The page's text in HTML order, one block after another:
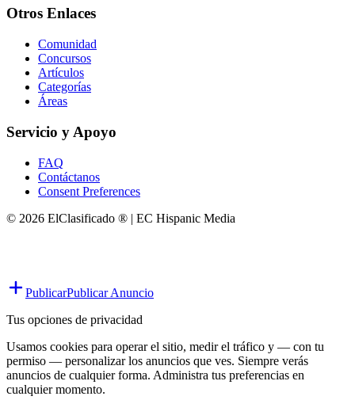
Otros Enlaces
Comunidad
Concursos
Artículos
Categorías
Áreas
Servicio y Apoyo
FAQ
Contáctanos
Consent Preferences
© 2026 ElClasificado ® | EC Hispanic Media
PublicarPublicar Anuncio
Tus opciones de privacidad
Usamos cookies para operar el sitio, medir el tráfico y — con tu
permiso — personalizar los anuncios que ves. Siempre verás
anuncios de cualquier forma. Administra tus preferencias en
cualquier momento.